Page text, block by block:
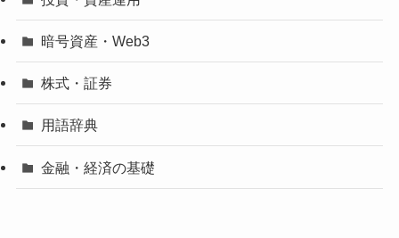
暗号資産・Web3
株式・証券
用語辞典
金融・経済の基礎